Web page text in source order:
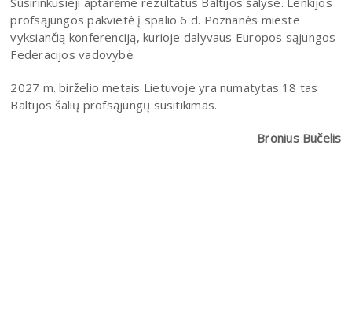
profsąjungos pakvietė į spalio 6 d. Poznanės mieste
vyksiančią konferenciją, kurioje dalyvaus Europos sąjungos
Federacijos vadovybė.
2027 m. birželio metais Lietuvoje yra numatytas 18 tas
Baltijos šalių profsąjungų susitikimas.
Bronius Bučelis